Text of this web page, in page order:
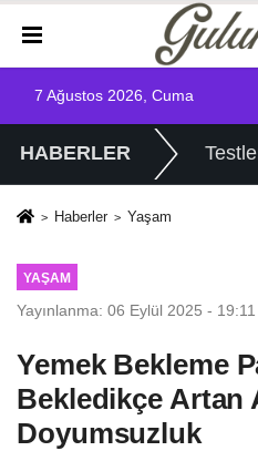
7 Ağustos 2026, Cuma
HABERLER
Haberler Yaşam
YAŞAM
Yayınlanma: 06 Eylül 2025 - 19:11
Yemek Bekleme
Bekledikçe Artan
Doyumsuzluk